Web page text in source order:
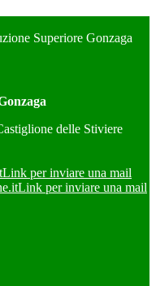
Superiore Gonzaga
delle Stiviere
Link per inviare una mail
Link per inviare una mail